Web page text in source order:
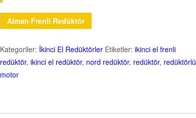
Alman Frenli Redüktör
Kategoriler: İkinci El Redüktörler Etiketler: ikinci el frenli
redüktör, ikinci el redüktör, nord redüktör, redüktör, redüktörlü
motor